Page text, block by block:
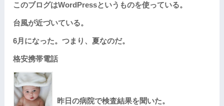
このブログはWordPressというものを使っている。
台風が近づいている。
6月になった。つまり、夏なのだ。
格安携帯電話
昨日の病院で検査結果を聞いた。